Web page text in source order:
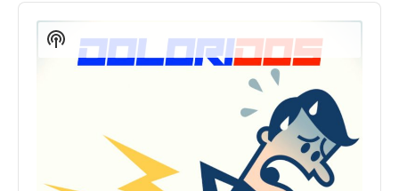
Reproductor
audioShow
Podcast